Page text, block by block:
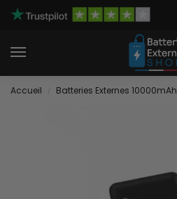
Accueil Batteries Externes 10000mAh